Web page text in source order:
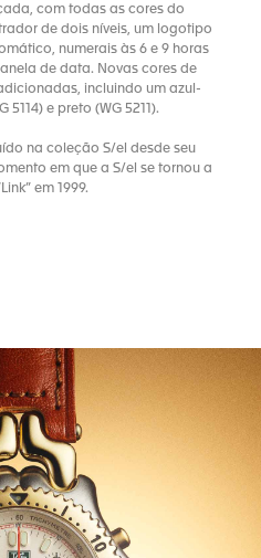
com todas as cores do
de dois níveis, um logotipo
numerais às 6 e 9 horas
de data. Novas cores de
incluindo um azul-
5114) e preto (WG 5211).
na coleção S/el desde seu
em que a S/el se tornou a
em 1999.